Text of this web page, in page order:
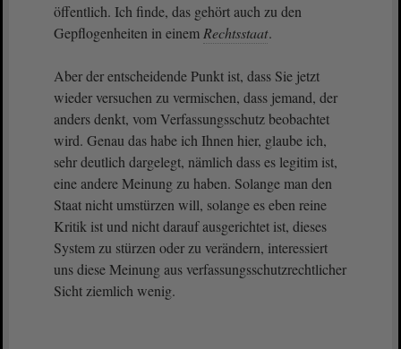
öffentlich. Ich finde, das gehört auch zu den
Gepflogenheiten in einem Rechtsstaat.
Aber der entscheidende Punkt ist, dass Sie jetzt
wieder versuchen zu vermischen, dass jemand, der
anders denkt, vom Verfassungsschutz beobachtet
wird. Genau das habe ich Ihnen hier, glaube ich,
sehr deutlich dargelegt, nämlich dass es legitim ist,
eine andere Meinung zu haben. Solange man den
Staat nicht umstürzen will, solange es eben reine
Kritik ist und nicht darauf ausgerichtet ist, dieses
System zu stürzen oder zu verändern, interessiert
uns diese Meinung aus verfassungsschutzrechtlicher
Sicht ziemlich wenig.